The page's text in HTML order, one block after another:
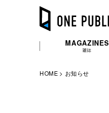
MAGAZINES
雑誌
HOME お知らせ